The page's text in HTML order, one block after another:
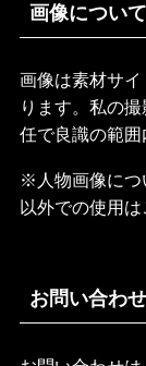
画像について
画像は素材サ
ります。私の
任で良識の範囲
※人物画像につ
以外での使用は
お問い合わせ